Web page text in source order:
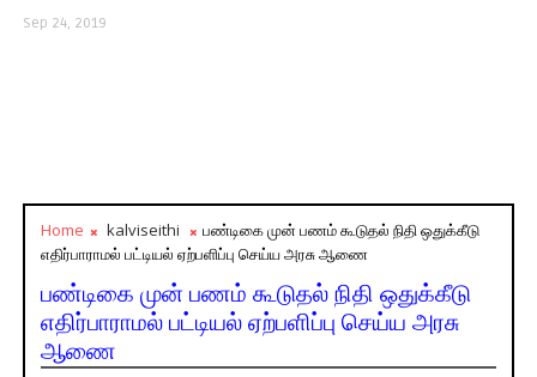
Sep 24, 2019
Home kalviseithi
பண்டிகை முன் பணம் கூடுதல் நிதி ஒதுக்கீடு
எதிர்பாராமல் பட்டியல் ஏற்பளிப்பு செய்ய அரசு ஆணை
பண்டிகை முன் பணம் கூடுதல் நிதி ஒதுக்கீடு
எதிர்பாராமல் பட்டியல் ஏற்பளிப்பு செய்ய அரசு
ஆணை